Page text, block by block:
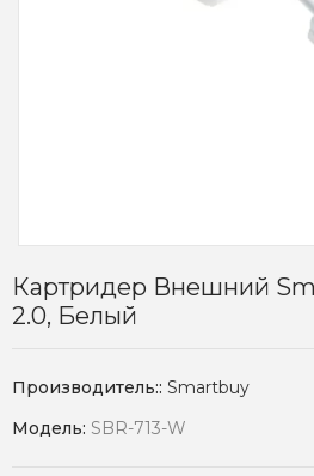
Картридер Внешний
2.0, Белый
Производитель:: Smartbuy
Модель: SBR-713-W